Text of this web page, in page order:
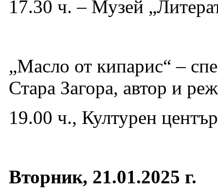
17.30 ч. – Музей
„Масло от кипарис“ –
Стара Загора, автор и
19.00 ч., Културен
Вторник, 21.01.2025 г.